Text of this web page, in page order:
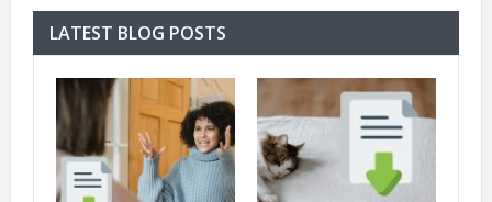
LATEST BLOG POSTS